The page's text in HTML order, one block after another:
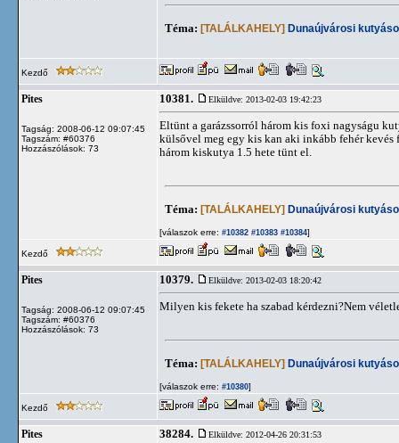
Téma: [TALÁLKAHELY] Dunaújvárosi
Kezdő
Pites
Tagság: 2008-06-12 09:07:45
Tagszám: #60376
Hozzászólások: 73
10381. Elküldve: 2013-02-03 19:42:23
Eltünt a garázssorról három kis foxi nagyságu
külsővel meg egy kis kan aki inkább fehér
három kiskutya 1.5 hete tünt el.
Téma: [TALÁLKAHELY] Dunaújvárosi
[válaszok erre: #10382 #10383 #10384]
Kezdő
Pites
Tagság: 2008-06-12 09:07:45
Tagszám: #60376
Hozzászólások: 73
10379. Elküldve: 2013-02-03 18:20:42
Milyen kis fekete ha szabad kérdezni?Nem
Téma: [TALÁLKAHELY] Dunaújvárosi
[válaszok erre: #10380]
Kezdő
Pites 38284. Elküldve: 2012-04-26 20:31:53